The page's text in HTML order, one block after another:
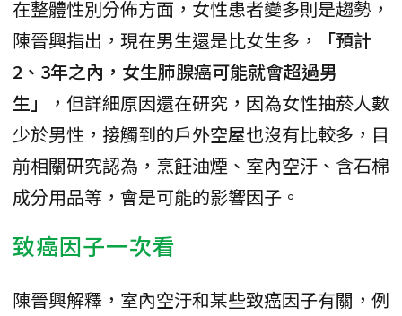
在整體性別分佈方面，女性患者變多則是趨勢，
陳晉興指出，現在男生還是比女生多，
「預計
2、3年之內，女生肺腺癌可能就會超過男
生」
，但詳細原因還在研究，因為女性抽菸人數
少於男性，接觸到的戶外空屋也沒有比較多，目
前相關研究認為，烹飪油煙、室內空汙、含石棉
成分用品等，會是可能的影響因子。
致癌因子一次看
陳晉興解釋，室內空汙和某些致癌因子有關，例